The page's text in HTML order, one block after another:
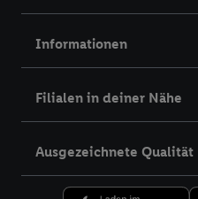
Informationen
Filialen in deiner Nähe
Ausgezeichnete Qualität